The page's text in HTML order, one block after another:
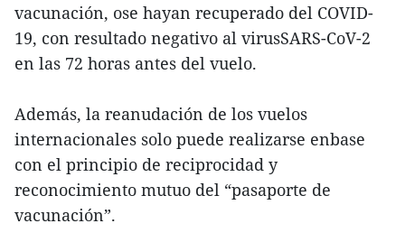
vacunación, ose hayan recuperado del COVID-
19, con resultado negativo al virusSARS-CoV-2
en las 72 horas antes del vuelo.
Además, la reanudación de los vuelos
internacionales solo puede realizarse enbase
con el principio de reciprocidad y
reconocimiento mutuo del “pasaporte de
vacunación”.